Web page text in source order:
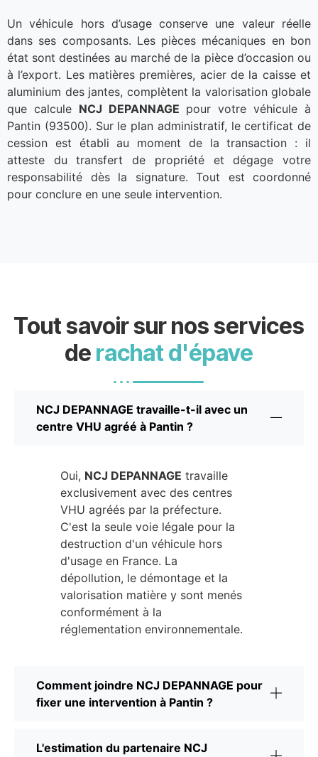
Un véhicule hors d’usage conserve une valeur réelle
dans ses composants. Les pièces mécaniques en bon
état sont destinées au marché de la pièce d’occasion ou
à l’export. Les matières premières, acier de la caisse et
aluminium des jantes, complètent la valorisation globale
que calcule NCJ DEPANNAGE pour votre véhicule à
Pantin (93500). Sur le plan administratif, le certificat de
cession est établi au moment de la transaction : il
atteste du transfert de propriété et dégage votre
responsabilité dès la signature. Tout est coordonné
pour conclure en une seule intervention.
Tout savoir sur nos services
de rachat d'épave
NCJ DEPANNAGE travaille-t-il avec un
centre VHU agréé à Pantin ?
Oui, NCJ DEPANNAGE travaille
exclusivement avec des centres
VHU agréés par la préfecture.
C'est la seule voie légale pour la
destruction d'un véhicule hors
d'usage en France. La
dépollution, le démontage et la
valorisation matière y sont menés
conformément à la
réglementation environnementale.
Comment joindre NCJ DEPANNAGE pour
fixer une intervention à Pantin ?
L'estimation du partenaire NCJ